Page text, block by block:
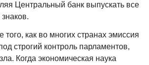
Центральный банк выпускать все
как во многих странах эмиссия
строгий контроль парламентов,
Когда экономическая наука